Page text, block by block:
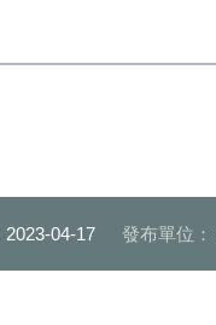
2023-04-17 發布單位：